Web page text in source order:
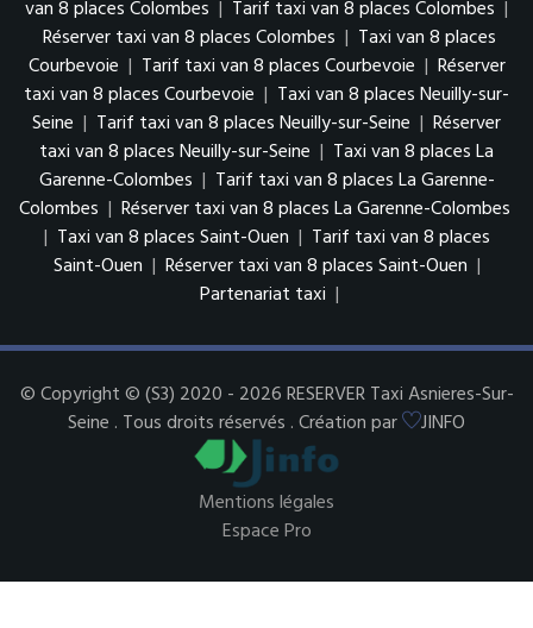
van 8 places Colombes | Tarif taxi van 8 places Colombes |
Réserver taxi van 8 places Colombes | Taxi van 8 places
Courbevoie | Tarif taxi van 8 places Courbevoie | Réserver
taxi van 8 places Courbevoie | Taxi van 8 places Neuilly-sur-
Seine | Tarif taxi van 8 places Neuilly-sur-Seine | Réserver
taxi van 8 places Neuilly-sur-Seine | Taxi van 8 places La
Garenne-Colombes | Tarif taxi van 8 places La Garenne-
Colombes | Réserver taxi van 8 places La Garenne-Colombes
| Taxi van 8 places Saint-Ouen | Tarif taxi van 8 places
Saint-Ouen | Réserver taxi van 8 places Saint-Ouen |
Partenariat taxi |
© Copyright © (S3) 2020 - 2026 RESERVER Taxi Asnieres-Sur-
Seine . Tous droits réservés . Création par
JINFO
Mentions légales
Espace Pro